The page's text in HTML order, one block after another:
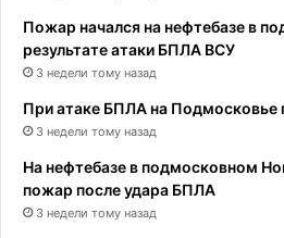
Пожар начался на нефтебазе в
результате атаки БПЛА ВСУ
3 недели тому назад
При атаке БПЛА на Подмосковье
3 недели тому назад
На нефтебазе в подмосковном
пожар после удара БПЛА
3 недели тому назад